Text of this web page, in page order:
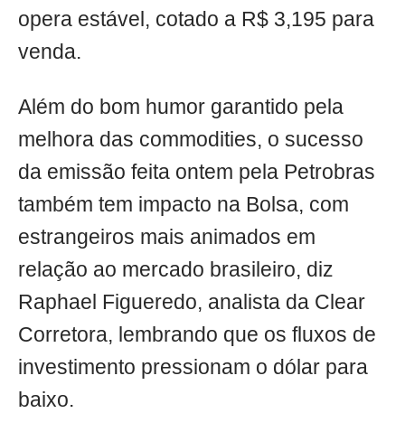
opera estável, cotado a R$ 3,195 para
venda.
Além do bom humor garantido pela
melhora das commodities, o sucesso
da emissão feita ontem pela Petrobras
também tem impacto na Bolsa, com
estrangeiros mais animados em
relação ao mercado brasileiro, diz
Raphael Figueredo, analista da Clear
Corretora, lembrando que os fluxos de
investimento pressionam o dólar para
baixo.